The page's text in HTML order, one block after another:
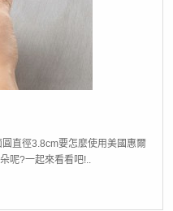
直徑3.8cm要怎麼使用美國惠爾
呢?一起來看看吧!..